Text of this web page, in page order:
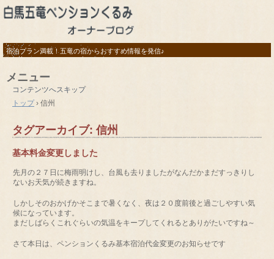
宿泊プラン満載！五竜の宿からおすすめ情報を発信♪
メニュー
コンテンツへスキップ
トップ › 信州
タグアーカイブ: 信州
基本料金変更しました
先月の２７日に梅雨明けし、台風も去りましたがなんだかまだすっきりし
ないお天気が続きますね。
しかしそのおかげかそこまで暑くなく、夜は２０度前後と過ごしやすい気
候になっています。
まだしばらくこれぐらいの気温をキープしてくれるとありがたいですね～
さて本日は、ペンションくるみ基本宿泊代金変更のお知らせです